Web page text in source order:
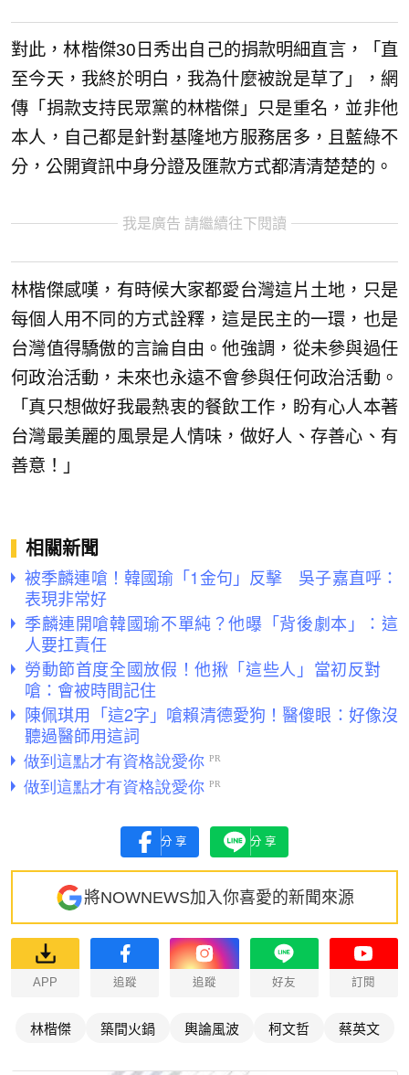
對此，林楷傑30日秀出自己的捐款明細直言，「直
至今天，我終於明白，我為什麼被說是草了」，網
傳「捐款支持民眾黨的林楷傑」只是重名，並非他
本人，自己都是針對基隆地方服務居多，且藍綠不
分，公開資訊中身分證及匯款方式都清清楚楚的。
我是廣告 請繼續往下閱讀
林楷傑感嘆，有時候大家都愛台灣這片土地，只是
每個人用不同的方式詮釋，這是民主的一環，也是
台灣值得驕傲的言論自由。他強調，從未參與過任
何政治活動，未來也永遠不會參與任何政治活動。
「真只想做好我最熱衷的餐飲工作，盼有心人本著
台灣最美麗的風景是人情味，做好人、存善心、有
善意！」
相關新聞
被季麟連嗆！韓國瑜「1金句」反擊 吳子嘉直呼：
表現非常好
季麟連開嗆韓國瑜不單純？他曝「背後劇本」：這
人要扛責任
勞動節首度全國放假！他揪「這些人」當初反對
嗆：會被時間記住
陳佩琪用「這2字」嗆賴清德愛狗！醫傻眼：好像沒
聽過醫師用這詞
分享 分享
將NOWNEWS加入你喜愛的新聞來源
APP 追蹤 追蹤 好友 訂閱
林楷傑 築間火鍋 輿論風波 柯文哲 蔡英文